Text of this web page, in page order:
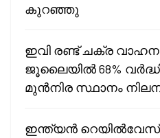
കുറഞ്ഞു
ഇവി രണ്ട് ചക്ര വാഹന
ജൂലൈയിൽ 68%
മുൻനിര സ്ഥാനം
ഇന്ത്യൻ റെയിൽവേസ്